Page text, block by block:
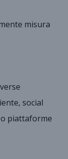
misura